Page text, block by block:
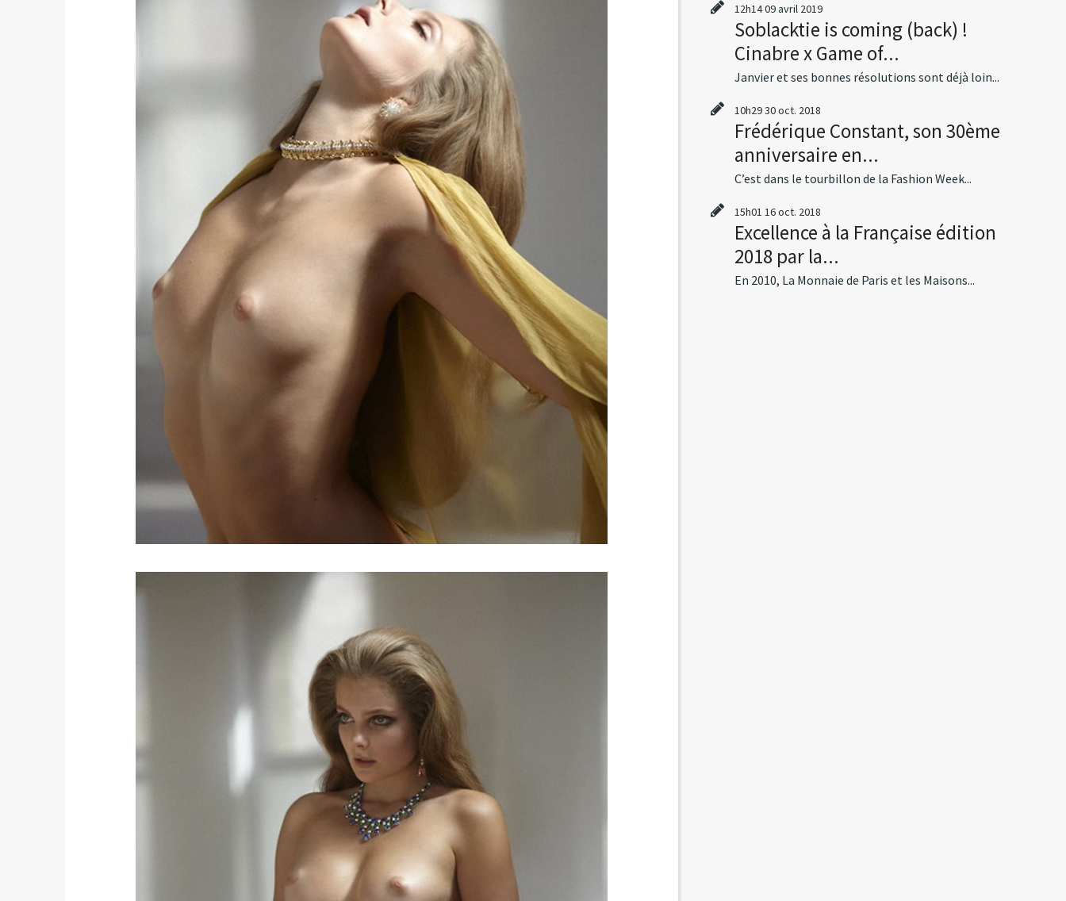
12h1409avril 2019
Soblacktie is coming (back) !
Cinabre x Game of...
Janvier et ses bonnes résolutions sont déjà loin...
10h2930oct. 2018
Frédérique Constant, son 30ème
anniversaire en...
C’est dans le tourbillon de la Fashion Week...
15h01 16oct. 2018
Excellence à la Française édition
2018 par la...
En 2010, La Monnaie de Paris et les Maisons...